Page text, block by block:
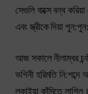
সেগুলি বাক্সে বন্ধ
এবং স্ত্রীকে দিয়া
আজ সকালে নীলাম্বর
ভগিনী হরিমতি নি:শব্দে
লুকাইয়া কাঁদিতে